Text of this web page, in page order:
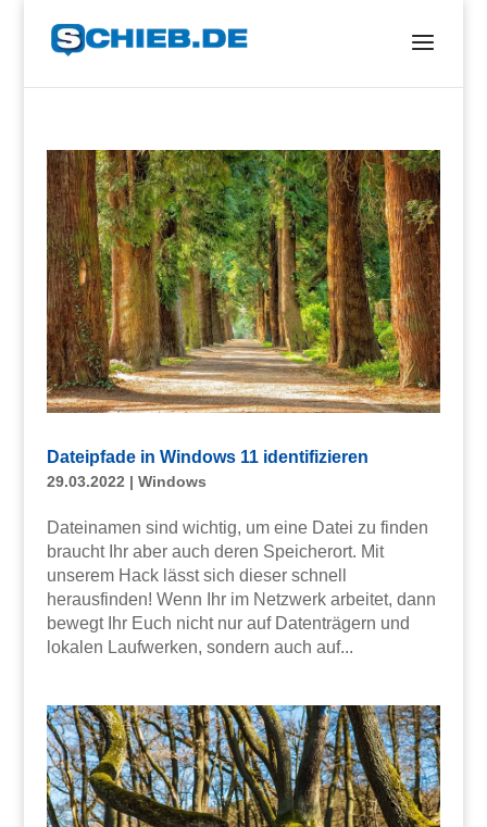
Dateipfade in Windows 11 identifizieren
29.03.2022 | Windows
Dateinamen sind wichtig, um eine Datei zu finden
braucht Ihr aber auch deren Speicherort. Mit
unserem Hack lässt sich dieser schnell
herausfinden! Wenn Ihr im Netzwerk arbeitet, dann
bewegt Ihr Euch nicht nur auf Datenträgern und
lokalen Laufwerken, sondern auch auf...